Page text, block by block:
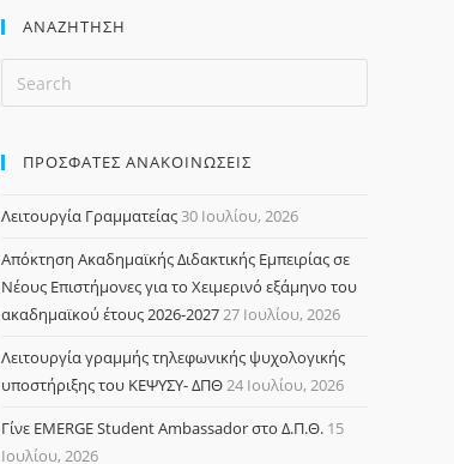
ΑΝΑΖΉΤΗΣΗ
ΠΡΟΣΦΑΤΕΣ ΑΝΑΚΟΙΝΩΣΕΙΣ
Λειτουργία Γραμματείας30 Ιουλίου, 2026
Απόκτηση Ακαδημαϊκής Διδακτικής Εμπειρίας σε
Νέους Επιστήμονες για το Χειμερινό εξάμηνο του
ακαδημαϊκού έτους 2026-202727 Ιουλίου, 2026
Λειτουργία γραμμής τηλεφωνικής ψυχολογικής
υποστήριξης του ΚΕΨΥΣΥ- ΔΠΘ24 Ιουλίου, 2026
Γίνε EMERGE Student Ambassador στο Δ.Π.Θ. 15
Ιουλίου, 2026